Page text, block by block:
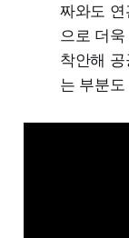
짜와도
으로 더
착안해
는 부분